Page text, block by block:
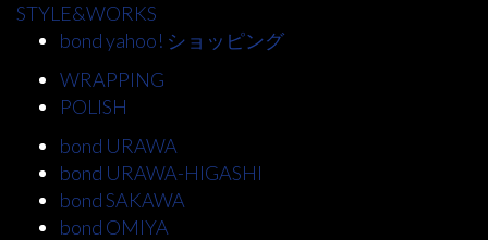
STYLE&WORKS
bond yahoo! ショッピング
WRAPPING
POLISH
bond URAWA
bond URAWA-HIGASHI
bond SAKAWA
bond OMIYA